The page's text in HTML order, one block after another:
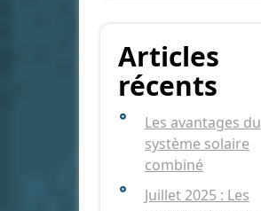
Articles
récents
Les avantages du
système solaire
combiné
Juillet 2025 : Les